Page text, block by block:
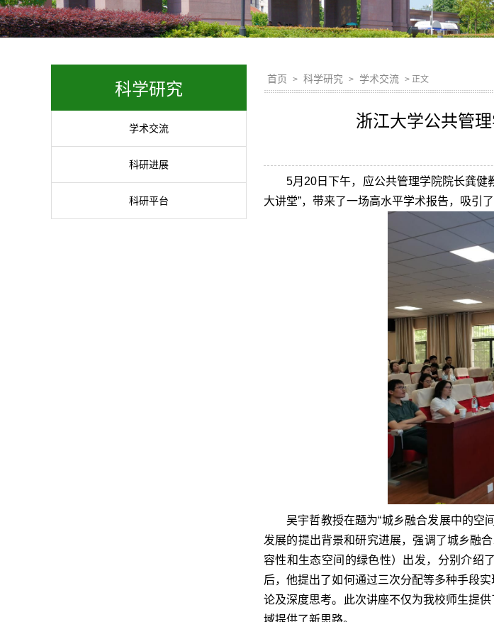
科学研究
学术交流
科研进展
科研平台
首页 > 科学研究 > 学术交流 > 正文
浙江大学公共管
5月20日下午，应公共管理学院院长龚健
大讲堂”，带来了一场高水平学术报告，吸引
吴宇哲教授在题为“城乡融合发展中的空
发展的提出背景和研究进展，强调了城乡融
容性和生态空间的绿色性）出发，分别介绍
后，他提出了如何通过三次分配等多种手段
论及深度思考。此次讲座不仅为我校师生提